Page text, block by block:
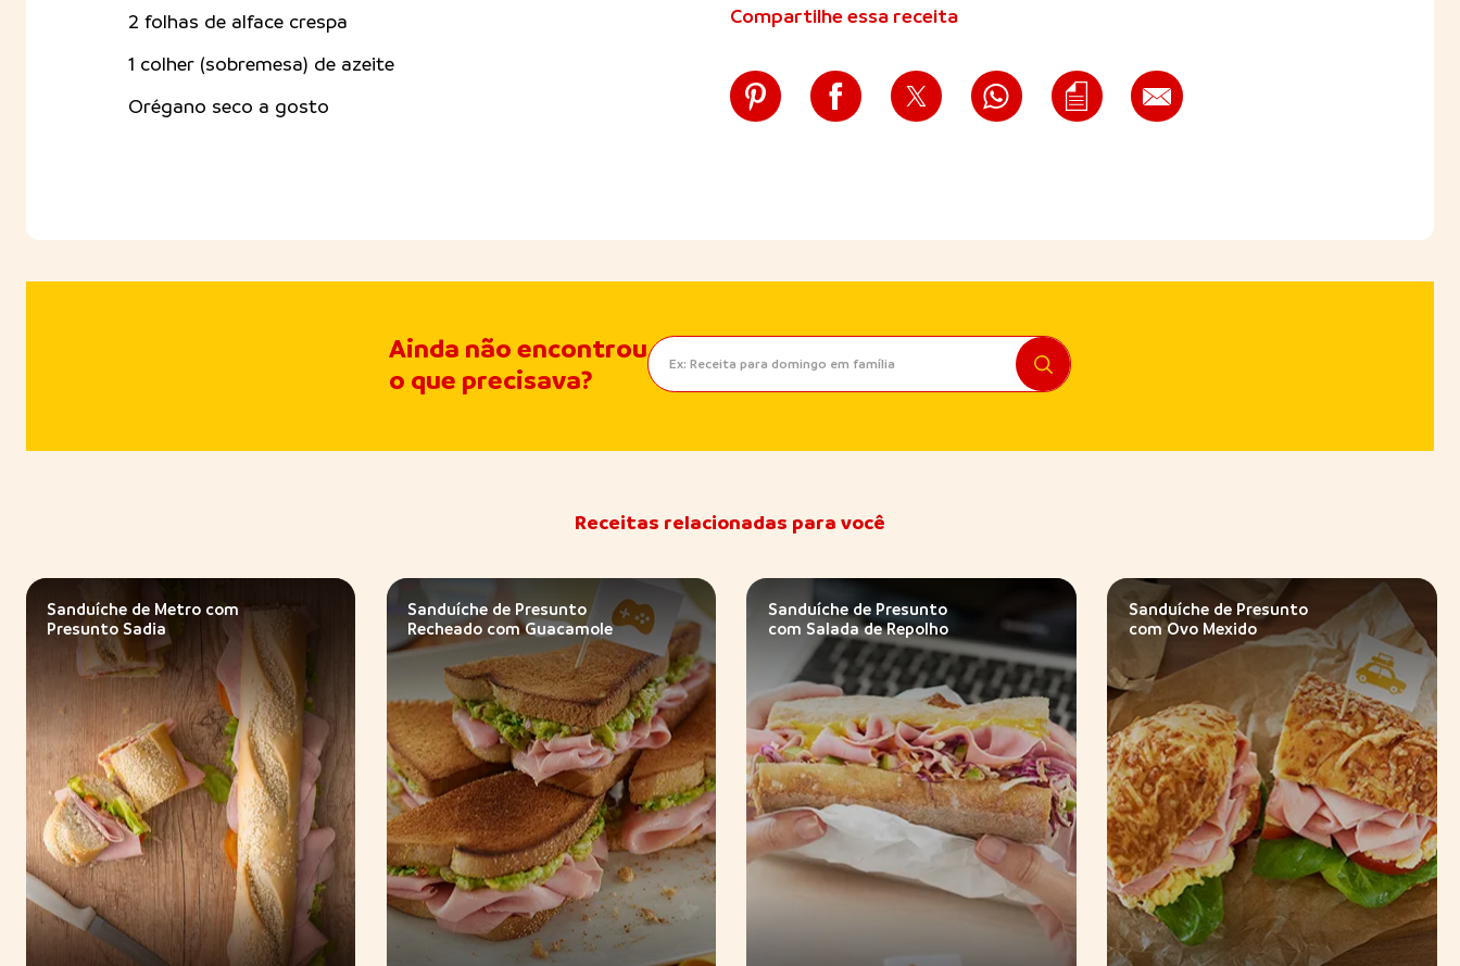
2 folhas de alface crespa
1 colher (sobremesa) de azeite
Orégano seco a gosto
Compartilhe essa receita
Ainda não encontrou
o que precisava?
Receitas relacionadas para você
Sanduíche de Metro com
Presunto Sadia
Sanduíche de Presunto
Recheado com Guacamole
Sanduíche de Presunto
com Salada de Repolho
Sanduíche de Presunto
com Ovo Mexido